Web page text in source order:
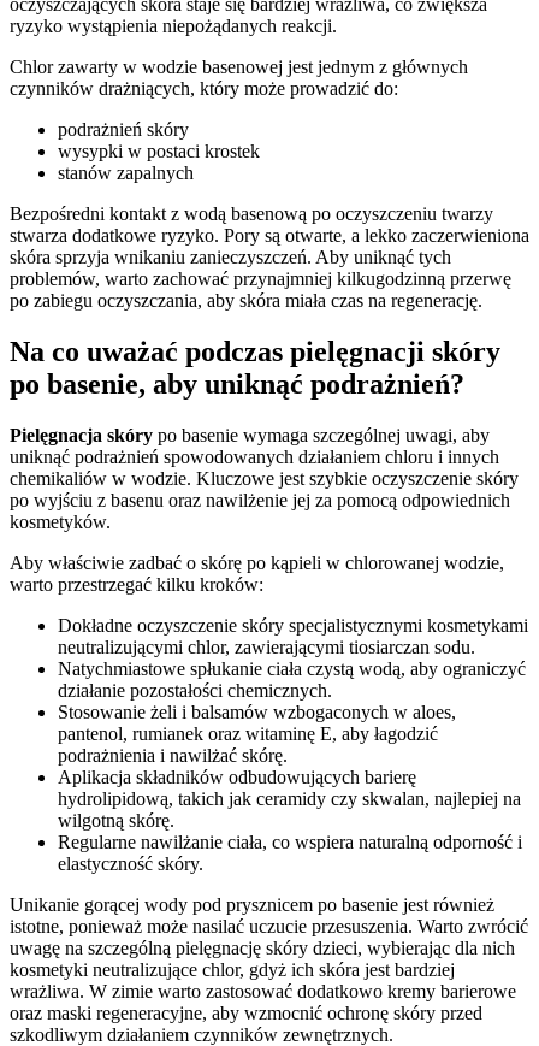
ryzyko wystąpienia niepożądanych reakcji.
Chlor zawarty w wodzie basenowej jest jednym z głównych
czynników drażniących, który może prowadzić do:
podrażnień skóry
wysypki w postaci krostek
stanów zapalnych
Bezpośredni kontakt z wodą basenową po oczyszczeniu twarzy
stwarza dodatkowe ryzyko. Pory są otwarte, a lekko zaczerwieniona
skóra sprzyja wnikaniu zanieczyszczeń. Aby uniknąć tych
problemów, warto zachować przynajmniej kilkugodzinną przerwę
po zabiegu oczyszczania, aby skóra miała czas na regenerację.
Na co uważać podczas pielęgnacji skóry
po basenie, aby uniknąć podrażnień?
Pielęgnacja skóry po basenie wymaga szczególnej uwagi, aby
uniknąć podrażnień spowodowanych działaniem chloru i innych
chemikaliów w wodzie. Kluczowe jest szybkie oczyszczenie skóry
po wyjściu z basenu oraz nawilżenie jej za pomocą odpowiednich
kosmetyków.
Aby właściwie zadbać o skórę po kąpieli w chlorowanej wodzie,
warto przestrzegać kilku kroków:
Dokładne oczyszczenie skóry specjalistycznymi kosmetykami
neutralizującymi chlor, zawierającymi tiosiarczan sodu.
Natychmiastowe spłukanie ciała czystą wodą, aby ograniczyć
działanie pozostałości chemicznych.
Stosowanie żeli i balsamów wzbogaconych w aloes,
pantenol, rumianek oraz witaminę E, aby łagodzić
podrażnienia i nawilżać skórę.
Aplikacja składników odbudowujących barierę
hydrolipidową, takich jak ceramidy czy skwalan, najlepiej na
wilgotną skórę.
Regularne nawilżanie ciała, co wspiera naturalną odporność i
elastyczność skóry.
Unikanie gorącej wody pod prysznicem po basenie jest również
istotne, ponieważ może nasilać uczucie przesuszenia. Warto zwrócić
uwagę na szczególną pielęgnację skóry dzieci, wybierając dla nich
kosmetyki neutralizujące chlor, gdyż ich skóra jest bardziej
wrażliwa. W zimie warto zastosować dodatkowo kremy barierowe
oraz maski regeneracyjne, aby wzmocnić ochronę skóry przed
szkodliwym działaniem czynników zewnętrznych.